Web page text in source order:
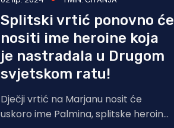
Splitski vrtić ponovno će
nositi ime heroine koja
je nastradala u Drugom
svjetskom ratu!
Dječji vrtić na Marjanu nosit će
uskoro ime Palmina, splitske heroine